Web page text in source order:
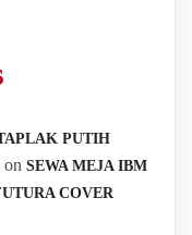
PUTIH
on SEWA MEJA IBM
COVER